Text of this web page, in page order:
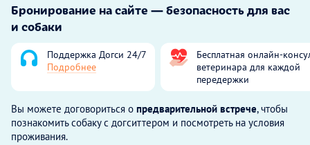
Бронирование на сайте — безопасность для вас
и собаки
Поддержка Догси 24/7
Подробнее
Бесплатная онлайн-
ветеринара для каждой
передержки
Вы можете договориться о предварительной встрече, чтобы
познакомить собаку с догситтером и посмотреть на условия
проживания.